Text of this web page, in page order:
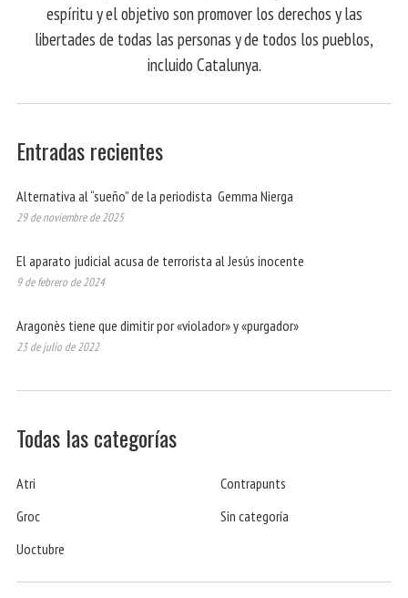
espíritu y el objetivo son promover los derechos y las
libertades de todas las personas y de todos los pueblos,
incluido Catalunya.
Entradas recientes
Alternativa al “sueño” de la periodista Gemma Nierga
29 de noviembre de 2025
El aparato judicial acusa de terrorista al Jesús inocente
9 de febrero de 2024
Aragonès tiene que dimitir por «violador» y «purgador»
23 de julio de 2022
Todas las categorías
Atri
Contrapunts
Groc
Sin categoría
Uoctubre